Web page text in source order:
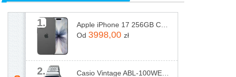
1.
Od 3998,00 zł
2.